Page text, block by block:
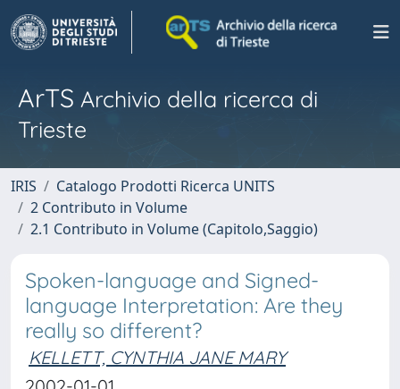
ArTS Archivio della ricerca di
Trieste
IRIS
Catalogo Prodotti Ricerca UNITS
2 Contributo in Volume
2.1 Contributo in Volume (Capitolo,Saggio)
Spoken-language and Signed-
language Interpretation: Are they
really so different?
KELLETT, CYNTHIA JANE MARY